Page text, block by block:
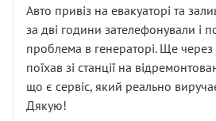
• почали озвучувати купу
чіткого пояснення
( ну все зняли та доробили)
Окремий момент, який виглядає
мені заявили, що бачок
міняти разом із головним
Авто привіз на евакуаторі та
за дві години зателефонували і
проблема в генераторі. Ще через
поїхав зі станції на
що є сервіс, який реально
Дякую!